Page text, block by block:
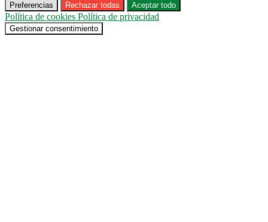
Preferencias Rechazar todas Aceptar todo
Política de cookies Política de privacidad
Gestionar consentimiento